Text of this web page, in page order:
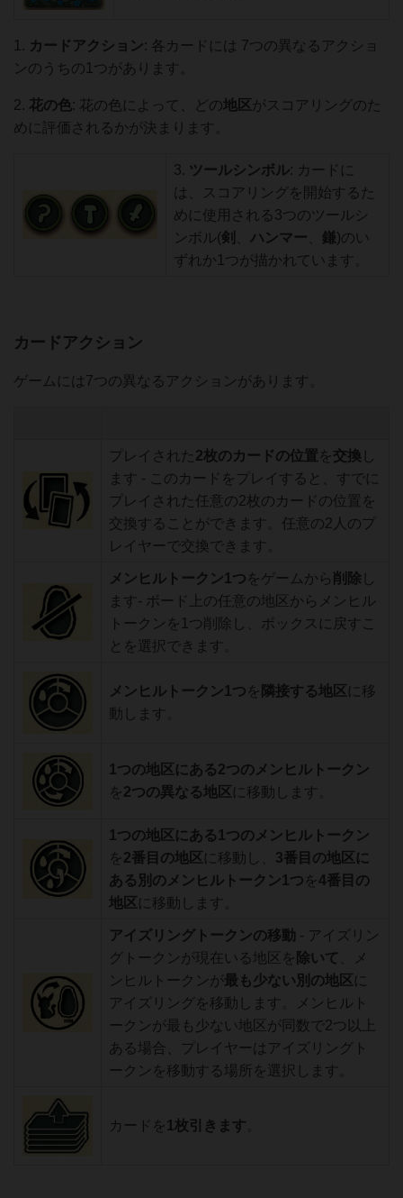
1. カードアクション: 各カードには 7つの異なるアクショ
ンのうちの1つがあります。
2. 花の色: 花の色によって、どの地区 がスコアリングのた
めに評価されるかが決まります。
3. ツールシンボル: カードに
は、スコアリングを開始するた
めに使用される3つのツールシ
ンボル(剣 ハンマー 鎌)のい
ずれか1つが描かれています。
カードアクション
ゲームには7つの異なるアクションがあります。
プレイされた 2枚のカードの位置 を交換 し
ます - このカードをプレイすると、すでに
プレイされた任意の2枚のカードの位置を
交換することができます。任意の2人のプ
レイヤーで交換できます。
メンヒルトークン1つ をゲームから 削除 し
ます- ボード上の任意の地区からメンヒル
トークンを1つ削除し、ボックスに戻すこ
とを選択できます。
メンヒルトークン1つ を 隣接する地区 に移
動します。
1つの地区にある2つのメンヒルトークン
を2つの異なる地区 に移動します。
1つの地区にある1つのメンヒルトークン
を2番目の地区 に移動し、 3番目の地区に
ある別のメンヒルトークン1つ を4番目の
地区 に移動します。
アイズリングトークンの移動 - アイズリン
グトークンが現在いる地区を 除いて
、メ
ンヒルトークンが 最も少ない別の地区 に
アイズリングを移動します。メンヒルト
ークンが最も少ない地区が同数で2つ以上
ある場合、プレイヤーはアイズリングト
ークンを移動する場所を選択します。
カードを1枚引きます